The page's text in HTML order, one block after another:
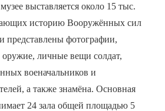
выставляется около 15 тыс.
историю Вооружённых сил
представлены фотографии,
личные вещи солдат,
военачальников и
а также знамёна. Основная
24 зала общей площадью 5